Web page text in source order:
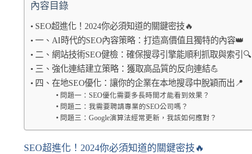
內容目錄
SEO超進化！2024你必須知道的關鍵密技🔥
一、AI時代的SEO內容策略：打造高價值且獨特的內容👑
二、網站技術SEO健檢：確保搜尋引擎能順利抓取與索引🔍
三、強化連結建立策略：獲取高品質的反向連結💪
四、在地SEO優化：讓你的企業在本地搜尋中脫穎而出📍
問題一：SEO優化需要多長時間才能看到效果？
問題二：我需要聘請專業的SEO公司嗎？
問題三：Google演算法經常更新，我該如何應對？
SEO超進化！2024你必須知道的關鍵密技🔥